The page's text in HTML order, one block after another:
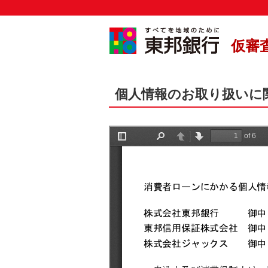
仮審
個人情報のお取り扱いに